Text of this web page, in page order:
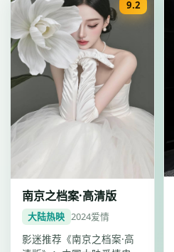
9.2
南京之档案·高清版
大陆热映 2024爱情
影迷推荐《南京之档案·高